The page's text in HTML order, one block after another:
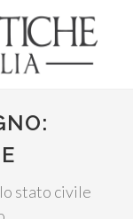
stato civile